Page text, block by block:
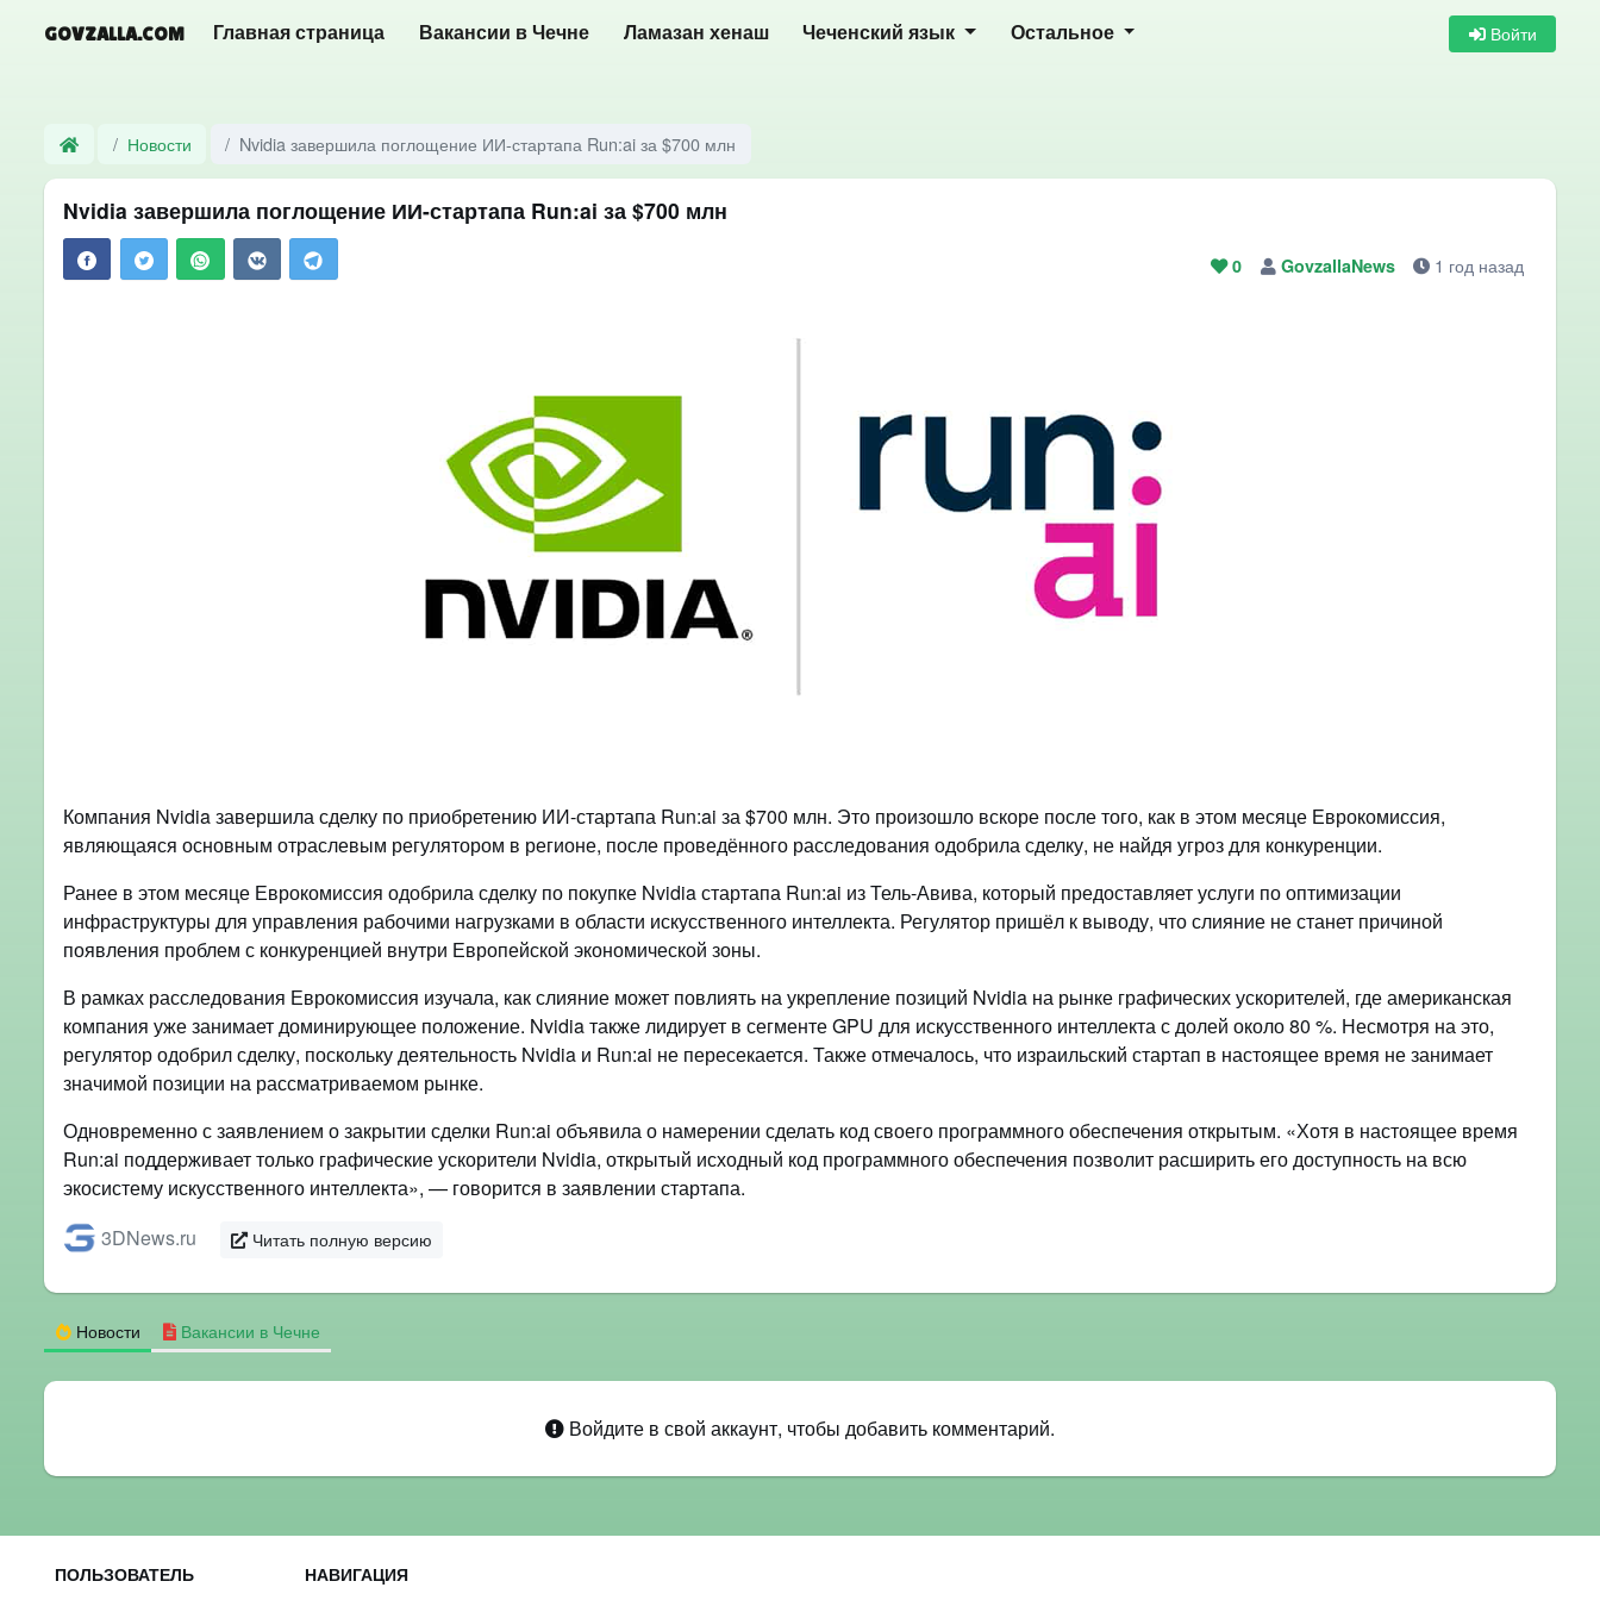
GOVZALLA.COM Главная страница Вакансии в Чечне Ламазан хенаш Чеченский язык Остальное Войти
Новости Nvidia завершила поглощение ИИ-стартапа Run:ai за $700 млн
Nvidia завершила поглощение ИИ-стартапа Run:ai за $700 млн
0 GovzallaNews 1 год назад
Компания Nvidia завершила сделку по приобретению ИИ-стартапа Run:ai за $700 млн. Это произошло вскоре после того, как в этом месяце Еврокомиссия,
являющаяся основным отраслевым регулятором в регионе, после проведённого расследования одобрила сделку, не найдя угроз для конкуренции.
Ранее в этом месяце Еврокомиссия одобрила сделку по покупке Nvidia стартапа Run:ai из Тель-Авива, который предоставляет услуги по оптимизации
инфраструктуры для управления рабочими нагрузками в области искусственного интеллекта. Регулятор пришёл к выводу, что слияние не станет причиной
появления проблем с конкуренцией внутри Европейской экономической зоны.
В рамках расследования Еврокомиссия изучала, как слияние может повлиять на укрепление позиций Nvidia на рынке графических ускорителей, где американская
компания уже занимает доминирующее положение. Nvidia также лидирует в сегменте GPU для искусственного интеллекта с долей около 80 %. Несмотря на это,
регулятор одобрил сделку, поскольку деятельность Nvidia и Run:ai не пересекается. Также отмечалось, что израильский стартап в настоящее время не занимает
значимой позиции на рассматриваемом рынке.
Одновременно с заявлением о закрытии сделки Run:ai объявила о намерении сделать код своего программного обеспечения открытым. «Хотя в настоящее время
Run:ai поддерживает только графические ускорители Nvidia, открытый исходный код программного обеспечения позволит расширить его доступность на всю
экосистему искусственного интеллекта», — говорится в заявлении стартапа.
3DNews.ru
Читать полную версию
Новости Вакансии в Чечне
Войдите в свой аккаунт, чтобы добавить комментарий.
ПОЛЬЗОВАТЕЛЬ НАВИГАЦИЯ